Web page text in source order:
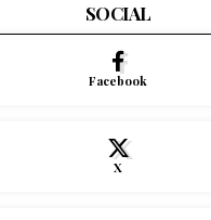
SOCIAL
Facebook
X